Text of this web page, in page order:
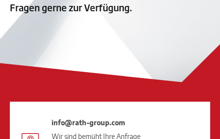
Fragen gerne zur Verfügung.
info@rath-group.com
Wir sind bemüht Ihre Anfrage